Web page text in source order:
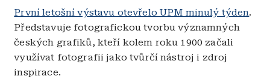
První letošní výstavu otevřelo UPM minulý týden.
Představuje fotografickou tvorbu významných
českých grafiků, kteří kolem roku 1900 začali
využívat fotografii jako tvůrčí nástroj i zdroj
inspirace.